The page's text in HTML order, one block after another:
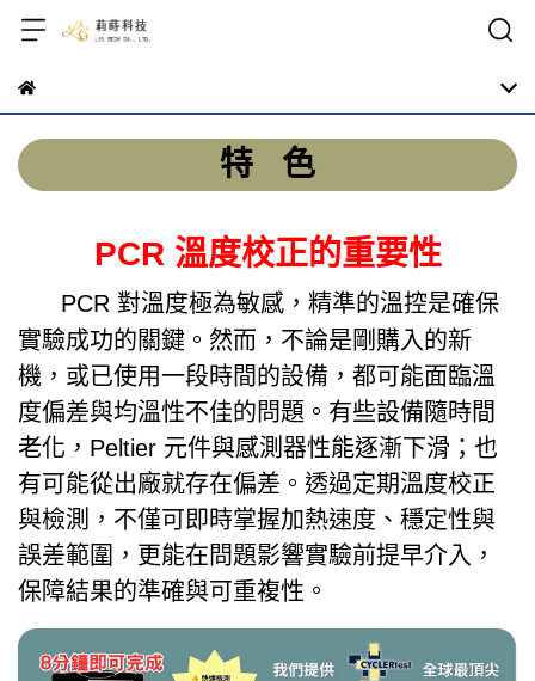
特 色
PCR 溫度校正的重要性
PCR 對溫度極為敏感，精準的溫控是確保
實驗成功的關鍵。然而，不論是剛購入的新
機，或已使用一段時間的設備，都可能面臨溫
度偏差與均溫性不佳的問題。有些設備隨時間
老化，Peltier 元件與感測器性能逐漸下滑；也
有可能從出廠就存在偏差。透過定期溫度校正
與檢測，不僅可即時掌握加熱速度、穩定性與
誤差範圍，更能在問題影響實驗前提早介入，
保障結果的準確與可重複性。